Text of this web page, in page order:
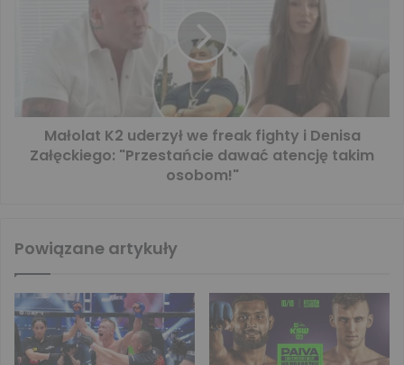
Małolat K2 uderzył we freak fighty i Denisa
Załęckiego: "Przestańcie dawać atencję takim
osobom!"
Powiązane artykuły